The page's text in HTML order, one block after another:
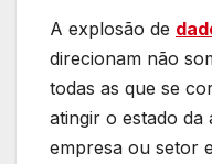
A explosão de
direcionam não
todas as que se
atingir o estado da
empresa ou setor